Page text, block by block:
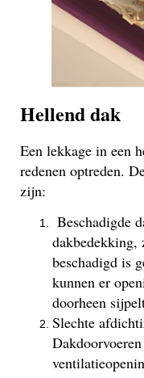
Hellend dak
Een lekkage in een
redenen optreden.
zijn:
Beschadigde
dakbedekking,
beschadigd is
kunnen er
doorheen
Slechte